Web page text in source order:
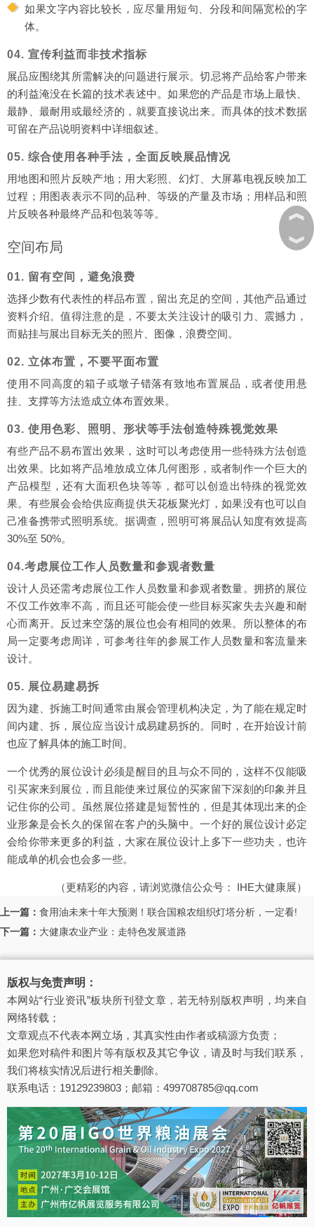
如果文字内容比较长，应尽量用短句、分段和间隔宽松的字
体。
04. 宣传利益而非技术指标
展品应围绕其所需解决的问题进行展示。切忌将产品给客户带来
的利益淹没在长篇的技术表述中。如果您的产品是市场上最快、
最静、最耐用或最经济的，就要直接说出来。而具体的技术数据
可留在产品说明资料中详细叙述。
05. 综合使用各种手法，全面反映展品情况
用地图和照片反映产地；用大彩照、幻灯、大屏幕电视反映加工
过程；用图表表示不同的品种、等级的产量及市场；用样品和照
片反映各种最终产品和包装等等。
空间布局
01. 留有空间，避免浪费
选择少数有代表性的样品布置，留出充足的空间，其他产品通过
资料介绍。值得注意的是，不要太关注设计的吸引力、震撼力，
而贴挂与展出目标无关的照片、图像，浪费空间。
02. 立体布置，不要平面布置
使用不同高度的箱子或墩子错落有致地布置展品，或者使用悬
挂、支撑等方法造成立体布置效果。
03. 使用色彩、照明、形状等手法创造特殊视觉效果
有些产品不易布置出效果，这时可以考虑使用一些特殊方法创造
出效果。比如将产品堆放成立体几何图形，或者制作一个巨大的
产品模型，还有大面积色块等等，都可以创造出特殊的视觉效
果。有些展会会给供应商提供天花板聚光灯，如果没有也可以自
己准备携带式照明系统。据调查，照明可将展品认知度有效提高
30%至 50%。
04.考虑展位工作人员数量和参观者数量
设计人员还需考虑展位工作人员数量和参观者数量。拥挤的展位
不仅工作效率不高，而且还可能会使一些目标买家失去兴趣和耐
心而离开。反过来空荡的展位也会有相同的效果。所以整体的布
局一定要考虑周详，可参考往年的参展工作人员数量和客流量来
设计。
05. 展位易建易拆
因为建、拆施工时间通常由展会管理机构决定，为了能在规定时
间内建、拆，展位应当设计成易建易拆的。同时，在开始设计前
也应了解具体的施工时间。
一个优秀的展位设计必须是醒目的且与众不同的，这样不仅能吸
引买家来到展位，而且能使来过展位的买家留下深刻的印象并且
记住你的公司。虽然展位搭建是短暂性的，但是其体现出来的企
业形象是会长久的保留在客户的头脑中。一个好的展位设计必定
会给你带来更多的利益，大家在展位设计上多下一些功夫，也许
能成单的机会也会多一些。
（更精彩的内容，请浏览微信公众号： IHE大健康展）
上一篇： 食用油未来十年大预测！联合国粮农组织灯塔分析，一定看!
下一篇： 大健康农业产业：走特色发展道路
版权与免责声明：
本网站“行业资讯”板块所刊登文章，若无特别版权声明，均来自
网络转载；
文章观点不代表本网立场，其真实性由作者或稿源方负责；
如果您对稿件和图片等有版权及其它争议，请及时与我们联系，
我们将核实情况后进行相关删除。
联系电话：19129239803；邮箱：499708785@qq.com
︽
︾